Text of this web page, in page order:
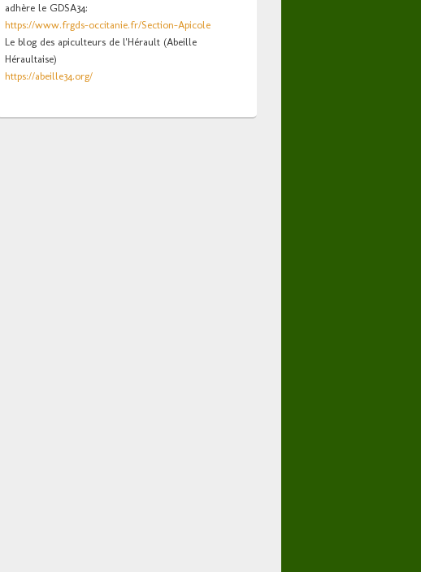
adhère le GDSA34:
https://www.frgds-occitanie.fr/Section-Apicole
Le blog des apiculteurs de l'Hérault (Abeille
Héraultaise)
https://abeille34.org/